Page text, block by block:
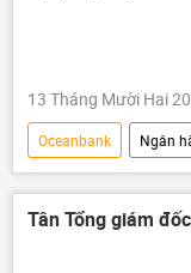
13 Tháng Mười Hai
Oceanbank
Ngân
Việt Nam
Vietcombank
Tân Tổng giám